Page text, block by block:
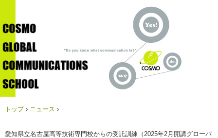
トップ › ニュース ›
愛知県立名古屋高等技術専門校からの受託訓練（2025年2月開講グローバ